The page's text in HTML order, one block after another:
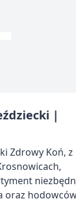
|
Zdrowy Koń, z
oraz